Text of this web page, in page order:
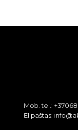
Mob. tel.:
El.paštas: